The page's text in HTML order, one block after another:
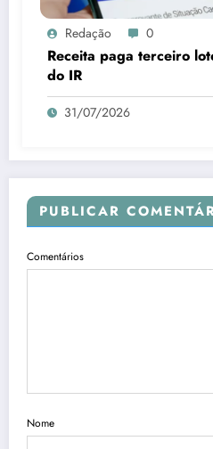
Redação 0
Receita paga terceiro
do IR
31/07/2026
PUBLICAR
Comentários
Nome